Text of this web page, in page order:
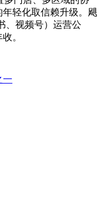
轻化取信赖升级。飓
、视频号）运营公
。
一